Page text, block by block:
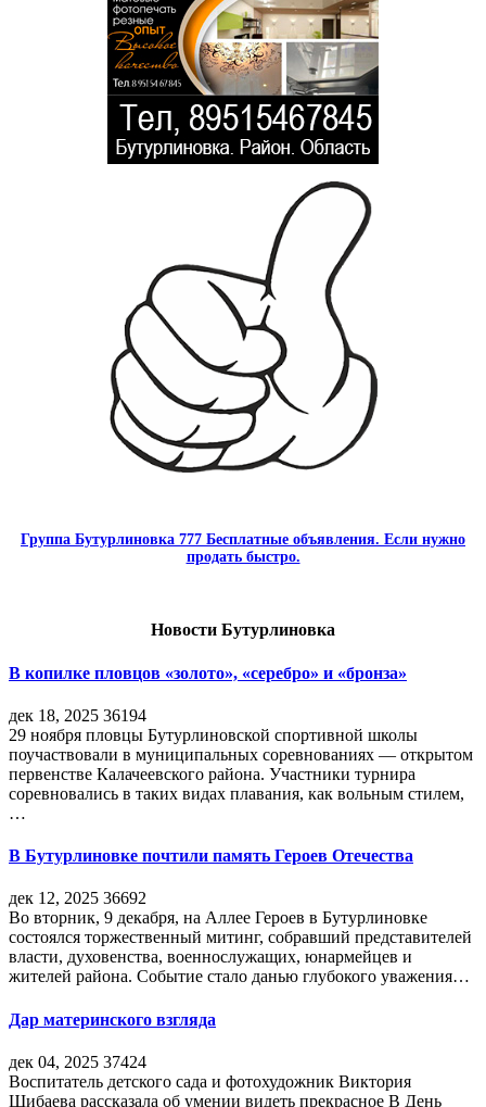
Группа Бутурлиновка 777 Бесплатные объявления. Если нужно
продать быстро.
Новости Бутурлиновка
В копилке пловцов «золото», «серебро» и «бронза»
дек 18, 2025 36194
29 ноября пловцы Бутурлиновской спортивной школы
поучаствовали в муниципальных соревнованиях — открытом
первенстве Калачеевского района. Участники турнира
соревновались в таких видах плавания, как вольным стилем,
…
В Бутурлиновке почтили память Героев Отечества
дек 12, 2025 36692
Во вторник, 9 декабря, на Аллее Героев в Бутурлиновке
состоялся торжественный митинг, собравший представителей
власти, духовенства, военнослужащих, юнармейцев и
жителей района. Событие стало данью глубокого уважения…
Дар материнского взгляда
дек 04, 2025 37424
Воспитатель детского сада и фотохудожник Виктория
Шибаева рассказала об умении видеть прекрасное В День